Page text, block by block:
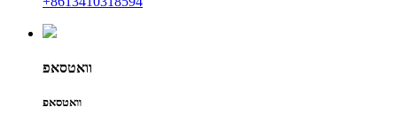
וואטסאפ
וואטסאפ